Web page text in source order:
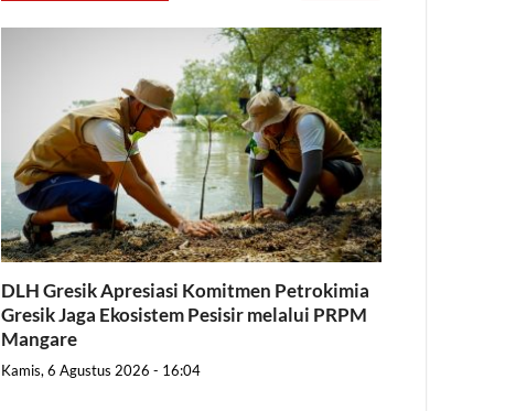
DLH Gresik Apresiasi Komitmen Petrokimia
Gresik Jaga Ekosistem Pesisir melalui PRPM
Mangare
Kamis, 6 Agustus 2026 - 16:04